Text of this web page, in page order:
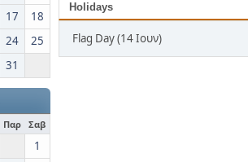
17
18
24
25
31
Παρ Σαβ
1
Holidays
Flag Day (14 Ιουν)